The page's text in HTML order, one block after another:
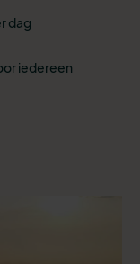
dag
iedereen